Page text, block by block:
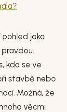
pohled jako
kdo se ve
stavbě nebo
Možná, že
věcmi